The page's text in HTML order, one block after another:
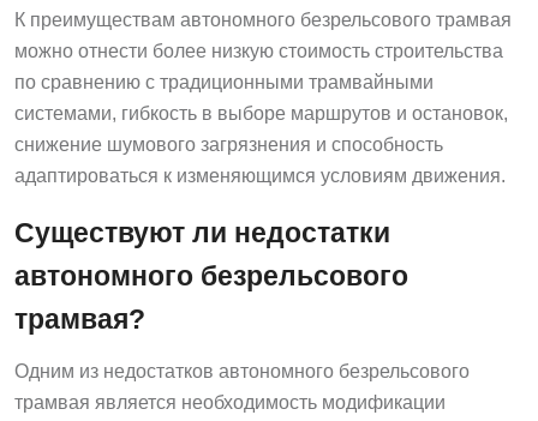
К преимуществам автономного безрельсового трамвая
можно отнести более низкую стоимость строительства
по сравнению с традиционными трамвайными
системами, гибкость в выборе маршрутов и остановок,
снижение шумового загрязнения и способность
адаптироваться к изменяющимся условиям движения.
Существуют ли недостатки
автономного безрельсового
трамвая?
Одним из недостатков автономного безрельсового
трамвая является необходимость модификации